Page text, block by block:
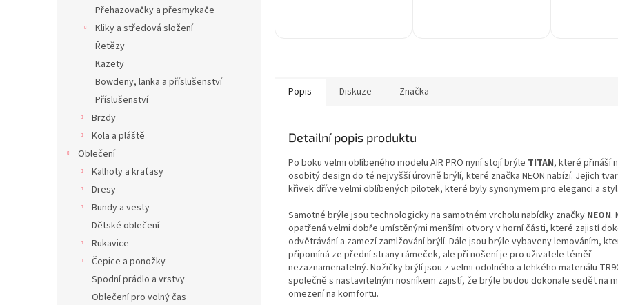
Přehazovačky a přesmykače
Kliky a středová složení
Řetězy
Kazety
Bowdeny, lanka a příslušenství
Příslušenství
Brzdy
Kola a pláště
Oblečení
Kalhoty a kraťasy
Dresy
Bundy a vesty
Dětské oblečení
Rukavice
Čepice a ponožky
Spodní prádlo a vrstvy
Oblečení pro volný čas
Popis Diskuze Značka
Detailní popis produktu
Po boku velmi oblíbeného modelu AIR PRO nyní stojí brýle TITAN, které přináší
osobitý design do té nejvyšší úrovně brýlí, které značka NEON nabízí. Jejich
křivek dříve velmi oblíbených pilotek, které byly synonymem pro eleganci a
Samotné brýle jsou technologicky na samotném vrcholu nabídky značky NEON.
opatřená velmi dobře umístěnými menšími otvory v horní části, které zajistí
odvětrávání a zamezí zamlžování brýlí. Dále jsou brýle vybaveny lemováním,
připomíná ze přední strany rámeček, ale při nošení je pro uživatele téměř
nezaznamenatelný. Nožičky brýlí jsou z velmi odolného a lehkého materiálu
společně s nastavitelným nosníkem zajistí, že brýle budou dokonale sedět na
omezení na komfortu.